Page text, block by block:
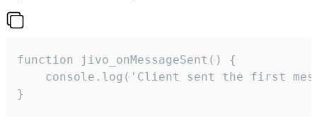
function jivo_onMessageSent() {
console.log('Client sent the first
}